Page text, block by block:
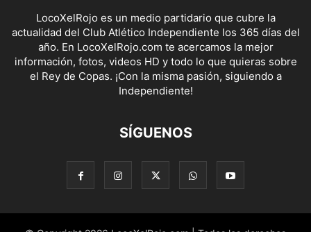
LocoXelRojo es un medio partidario que cubre la
actualidad del Club Atlético Independiente los 365 días del
año. En LocoXelRojo.com te acercamos la mejor
información, fotos, videos HD y todo lo que quieras sobre
el Rey de Copas. ¡Con la misma pasión, siguiendo a
Independiente!
SÍGUENOS